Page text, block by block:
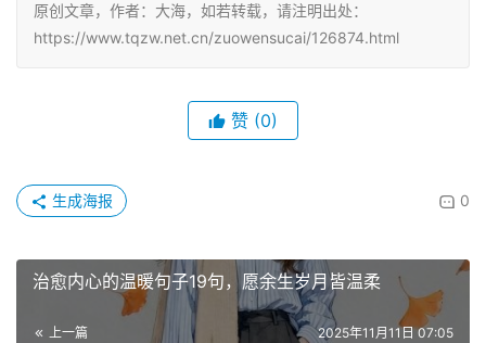
原创文章，作者：大海，如若转载，请注明出处：
https://www.tqzw.net.cn/zuowensucai/126874.html
赞 (0)
0
生成海报
治愈内心的温暖句子19句，愿余生岁月皆温柔
上一篇 2025年11月11日 07:05